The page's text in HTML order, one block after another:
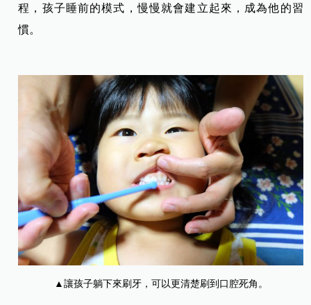
程，孩子睡前的模式，慢慢就會建立起來，成為他的習
慣。
▲讓孩子躺下來刷牙，可以更清楚刷到口腔死角。